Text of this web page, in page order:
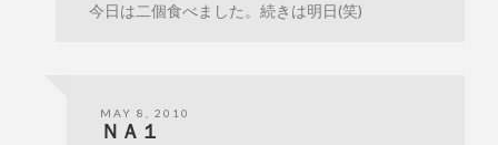
今日は二個食べました。続きは明日(笑)
MAY 8, 2010
ＮＡ１